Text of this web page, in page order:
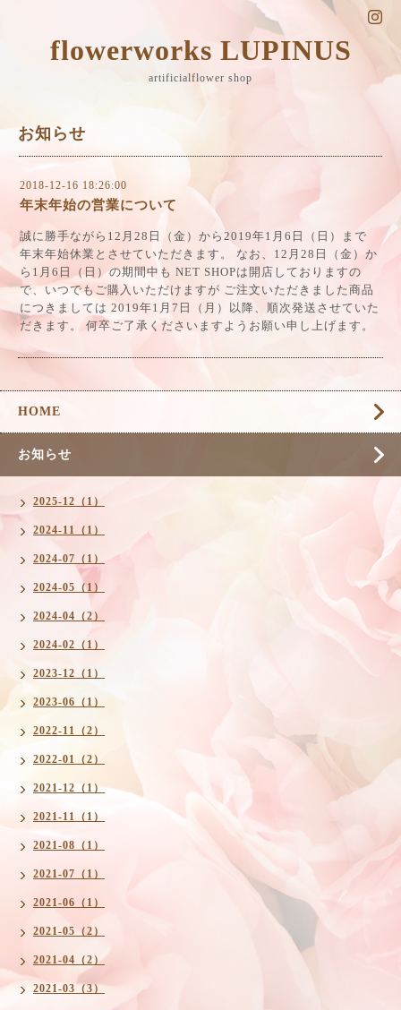
flowerworks LUPINUS
artificialflower shop
お知らせ
2018-12-16 18:26:00
年末年始の営業について
誠に勝手ながら12月28日（金）から2019年1月6日（日）まで
年末年始休業とさせていただきます。 なお、12月28日（金）か
ら1月6日（日）の期間中も NET SHOPは開店しておりますの
で、いつでもご購入いただけますが ご注文いただきました商品
につきましては 2019年1月7日（月）以降、順次発送させていた
だきます。 何卒ご了承くださいますようお願い申し上げます。
HOME
お知らせ
2025-12（1）
2024-11（1）
2024-07（1）
2024-05（1）
2024-04（2）
2024-02（1）
2023-12（1）
2023-06（1）
2022-11（2）
2022-01（2）
2021-12（1）
2021-11（1）
2021-08（1）
2021-07（1）
2021-06（1）
2021-05（2）
2021-04（2）
2021-03（3）